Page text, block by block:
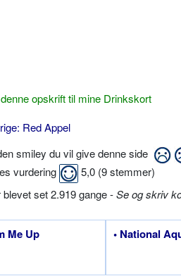
opskrift til mine Drinkskort
Red Appel
smiley du vil give denne side
vurdering
5,0 (9stemmer)
blevet set 2.919 gange -Se og skriv
Me Up • National